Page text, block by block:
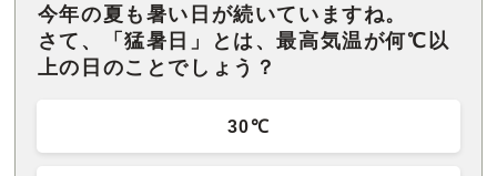
今年の夏も暑い日が続いていますね。
さて、「猛暑日」とは、最高気温が何℃以
上の日のことでしょう？
30℃